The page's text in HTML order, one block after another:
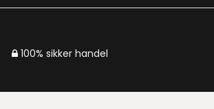
100% sikker handel